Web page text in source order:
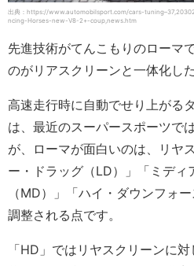
出典：https://www.automobilsport.com/cars-
ncing-Horses-new-V8-2+-coup,news.htm
先進技術がてんこもりのローマ
のがリアスクリーンと一体化し
高速走行時に自動でせり上がる
は、最近のスーパースポーツで
が、ローマが面白いのは、リヤ
ー・ドラッグ（LD）」「ミディ
（MD）」「ハイ・ダウンフォ
調整される点です。
「HD」ではリヤスクリーンに